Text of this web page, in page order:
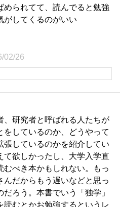
められてて、読んでると勉強
がしてくるのがいい
02/26
、研究者と呼ばれる人たちが
をしているのか、どうやって
張しているのかを紹介してい
て欲しかったし、大学入学直
むべき本かもしれない。もっ
んだからもう遅いなどと思っ
ろう。本書でいう「独学」
読むとかお勉強するというレ